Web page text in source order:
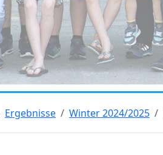
Ergebnisse Winter 2024/2025